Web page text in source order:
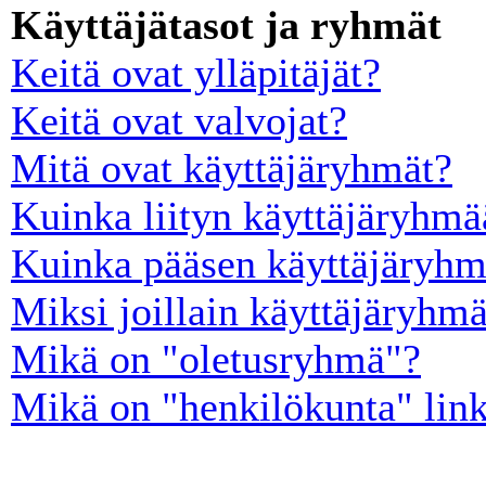
Käyttäjätasot ja ryhmät
Keitä ovat ylläpitäjät?
Keitä ovat valvojat?
Mitä ovat käyttäjäryhmät?
Kuinka liityn
Kuinka pääsen
Miksi joillain
Mikä on "oletusryhmä"?
Mikä on "henkilökunta"